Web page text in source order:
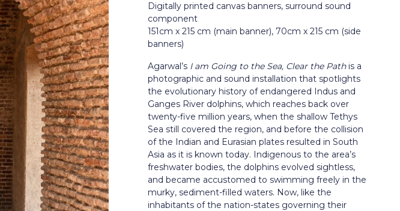
Digitally printed canvas banners, surround sound
component
151cm x 215 cm (main banner), 70cm x 215 cm (side
banners)
Agarwal’s I am Going to the Sea, Clear the Path is a
photographic and sound installation that spotlights
the evolutionary history of endangered Indus and
Ganges River dolphins, which reaches back over
twenty-five million years, when the shallow Tethys
Sea still covered the region, and before the collision
of the Indian and Eurasian plates resulted in South
Asia as it is known today. Indigenous to the area’s
freshwater bodies, the dolphins evolved sightless,
and became accustomed to swimming freely in the
murky, sediment-filled waters. Now, like the
inhabitants of the nation-states governing their